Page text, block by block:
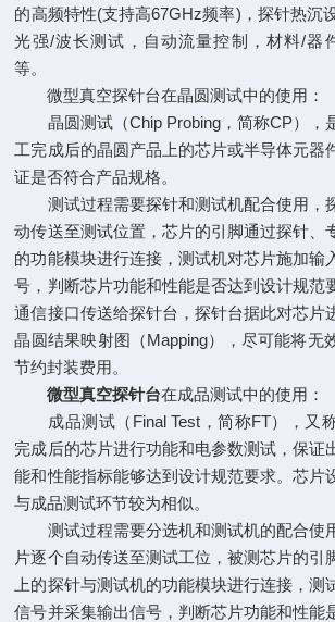
的高频特性(支持高67GHz频率)，探针热沉
光强/波长测试，自动流量控制，材料/器
等。
微型真空探针台在晶圆测试中的使用：
晶圆测试（Chip Probing，简称CP），
工完成后的晶圆产品上的芯片或半导体元器
证是否符合产品规格。
测试过程需要探针和测试机配合使用，
动传送至测试位置，芯片的引脚通过探针、
的功能模块进行连接，测试机对芯片施加输
号，判断芯片功能和性能是否达到设计规范
通信接口传送给探针台，探针台据此对芯片
晶圆结果映射图（Mapping），尽可能将无
节约封装费用。
微型真空探针台在成品测试中的使用：
成品测试（Final Test，简称FT），又
完成后的芯片进行功能和电参数测试，保证
能和性能指标能够达到设计规范要求。芯片
与成品测试环节较为相似。
测试过程需要分选机和测试机的配合使
片逐个自动传送至测试工位，被测芯片的引
上的探针与测试机的功能模块进行连接，测
信号并采集输出信号，判断芯片功能和性能